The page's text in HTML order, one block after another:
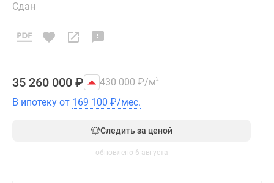
Сдан
35 260 000 ₽ 430 000 ₽/м2
В ипотеку от 169 100 ₽/мес.
Следить за ценой
обновлено 6 августа